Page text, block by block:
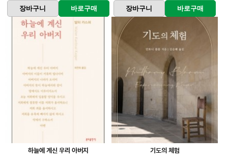
장바구니 바로구매 장바구니 바로구매
하늘에 계신 우리 아버지 기도의 체험